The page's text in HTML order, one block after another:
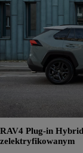
RAV4 Plug-in
zelektryfikowanym